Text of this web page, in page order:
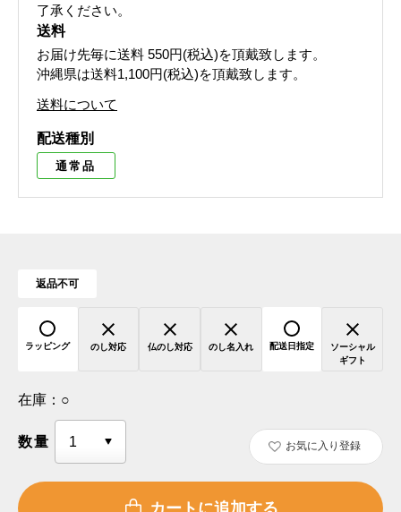
了承ください。
送料
お届け先毎に送料 550円(税込)を頂戴致します。
沖縄県は送料1,100円(税込)を頂戴致します。
送料について
配送種別
通常品
返品不可
ラッピング のし対応 仏のし対応 のし名入れ 配送日指定
ソーシャル
ギフト
在庫： ○
数量 お気に入り登録